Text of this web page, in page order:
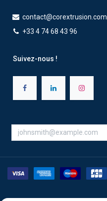
contact@corextrusion.com
+33 4 74 68 43 96
Suivez-nous !